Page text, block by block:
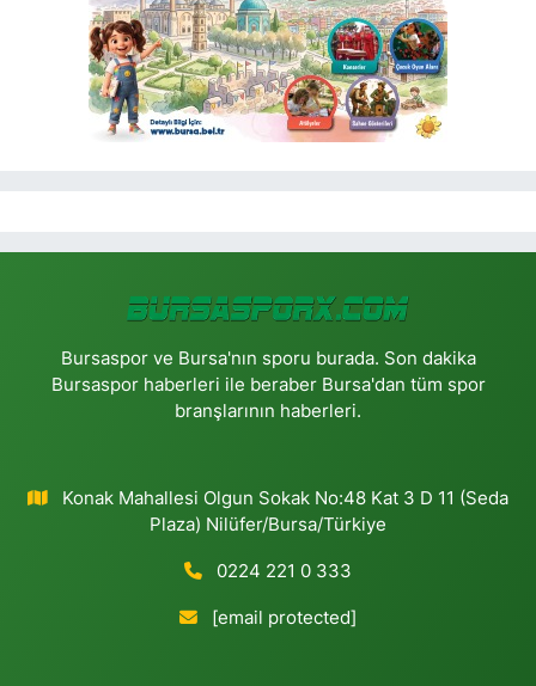
Bursaspor ve Bursa'nın sporu burada. Son dakika
Bursaspor haberleri ile beraber Bursa'dan tüm spor
branşlarının haberleri.
Konak Mahallesi Olgun Sokak No:48 Kat 3 D 11 (Seda
Plaza) Nilüfer/Bursa/Türkiye
0224 221 0 333
[email protected]